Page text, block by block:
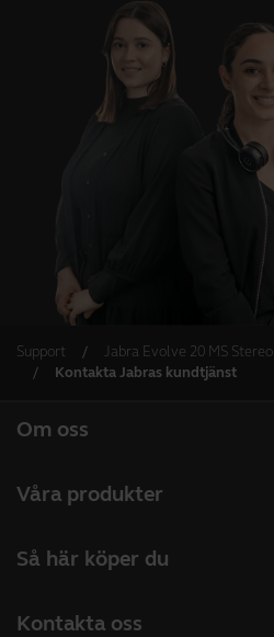
Support
Jabra Evolve 20 MS Stereo
Kontakta Jabras kundtjänst
Om oss
Hållbarhet
Våra produkter
Konferenskameror
Så här köper du
Kontakta oss